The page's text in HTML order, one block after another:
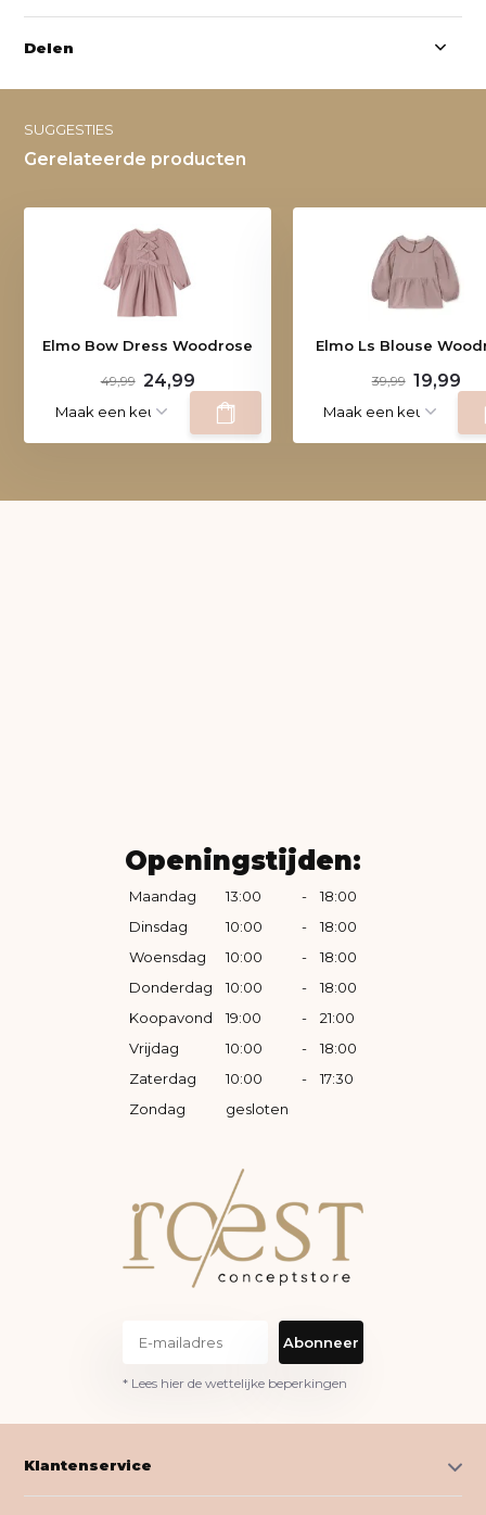
Delen
SUGGESTIES
Gerelateerde producten
Elmo Bow Dress Woodrose
49,99 24,99
Elmo Ls Blouse
39,99 19,99
Openingstijden:
Maandag 13:00 -
18:00
Dinsdag
10:00 -
18:00
Woensdag
10:00 -
18:00
Donderdag
10:00 -
18:00
Koopavond
19:00 -
21:00
Vrijdag
10:00 -
18:00
Zaterdag
10:00 -
17:30
Zondag
gesloten
Abonneer
* Lees hier de wettelijke beperkingen
Klantenservice